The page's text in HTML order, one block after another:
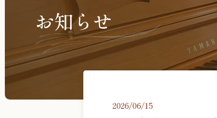
お知らせ
2026/06/15